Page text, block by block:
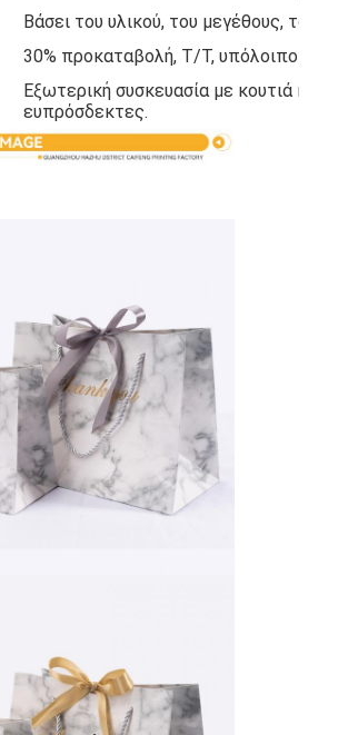
κιβώτιο
ηλεκτρονικών
εγγράφου
για τα συρτάρια
συσκευάζοντας τσάντα μασκών
για ειδικούς
Βάσει του υλικού, του μεγέθους, του
30% προκαταβολή, T/T, υπόλοιπο
Εξωτερική συσκευασία με κουτιά
ευπρόσδεκτες.